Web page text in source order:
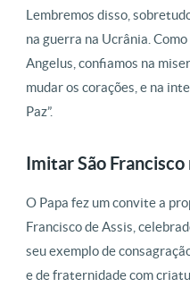
Lembremos disso,
na guerra na Ucrânia.
Angelus, confiamos na
mudar os corações, e na
Paz”.
Imitar São Francisco
O Papa fez um convite a
Francisco de Assis,
seu exemplo de
e de fraternidade com